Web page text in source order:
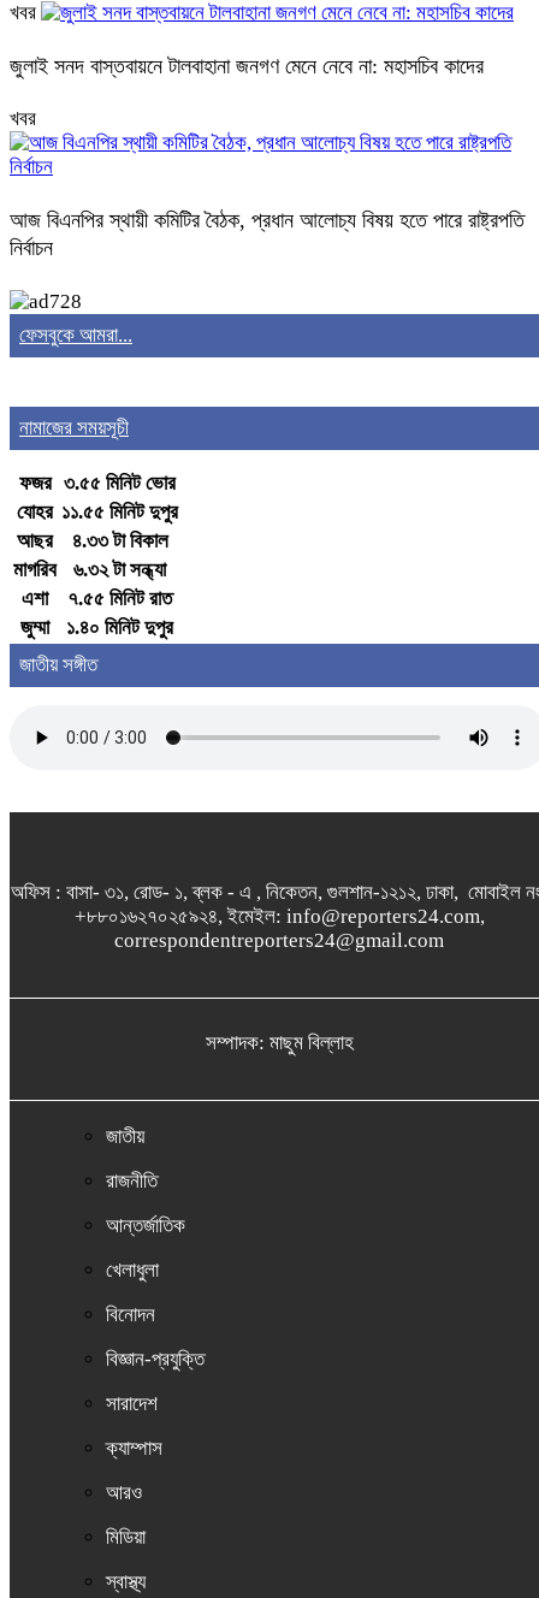
খবর
জুলাই সনদ বাস্তবায়নে টালবাহানা জনগণ মেনে নেবে না: মহাসচিব কাদের
খবর
আজ বিএনপির স্থায়ী কমিটির বৈঠক, প্রধান আলোচ্য বিষয় হতে পারে রাষ্ট্রপতি
নির্বাচন
ফেসবুকে আমরা...
নামাজের সময়সূচী
ফজর ৩.৫৫ মিনিট ভোর
যোহর ১১.৫৫ মিনিট দুপুর
আছর
৪.৩৩ টা বিকাল
মাগরিব
৬.৩২ টা সন্ধ্যা
এশা
৭.৫৫ মিনিট রাত
জুম্মা
১.৪০ মিনিট দুপুর
জাতীয় সঙ্গীত
অফিস : বাসা- ৩১, রোড- ১, ব্লক - এ , নিকেতন, গুলশান-১২১২, ঢাকা, মোবাইল
+৮৮০১৬২৭০২৫৯২৪, ইমেইল: info@reporters24.com,
correspondentreporters24@gmail.com
সম্পাদক: মাছুম বিল্লাহ
জাতীয়
রাজনীতি
আন্তর্জাতিক
খেলাধুলা
বিনোদন
বিজ্ঞান-প্রযুক্তি
সারাদেশ
ক্যাম্পাস
আরও
মিডিয়া
স্বাস্থ্য